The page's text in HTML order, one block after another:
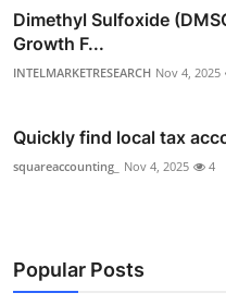
Dimethyl Sulfoxide
Growth F...
INTELMARKETRESEARCH Nov 4, 2025
Quickly find local tax
squareaccounting_ Nov 4, 2025 4
Popular Posts